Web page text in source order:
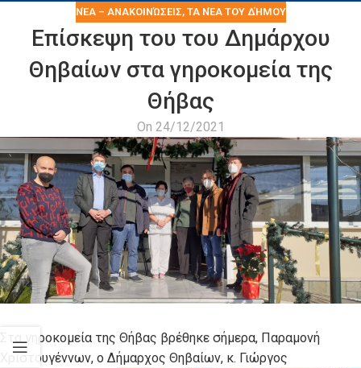
ΝΈΑ – ΑΝΑΚΟΙΝΏΣΕΙΣ, ΤΑ ΝΈΑ ΤΟΥ ΔΉΜΟΥ
Επίσκεψη του του Δημάρχου
Θηβαίων στα γηροκομεία της
Θήβας
On 24/12/2021
Στα γηροκομεία της Θήβας βρέθηκε σήμερα, Παραμονή
Χριστουγέννων, ο Δήμαρχος Θηβαίων, κ. Γιώργος